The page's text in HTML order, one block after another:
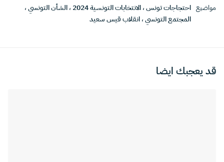
مواضيع احتجاجات تونس،الانتخابات التونسية 2024 ،الشأن التونسي،
المجتمع التونسي،انقلاب قيس سعيد
قد يعجبك ايضا